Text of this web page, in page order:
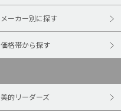
メーカー別に探す
価格帯から探す
美的リーダーズ